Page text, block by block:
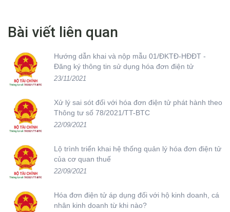
Bài viết liên quan
Hướng dẫn khai và nộp mẫu 01/ĐKTĐ-HĐĐT -
Đăng ký thông tin sử dụng hóa đơn điện tử
23/11/2021
Xử lý sai sót đối với hóa đơn điện tử phát hành theo
Thông tư số 78/2021/TT-BTC
22/09/2021
Lộ trình triển khai hệ thống quản lý hóa đơn điện tử
của cơ quan thuế
22/09/2021
Hóa đơn điện tử áp dụng đối với hộ kinh doanh, cá
nhân kinh doanh từ khi nào?